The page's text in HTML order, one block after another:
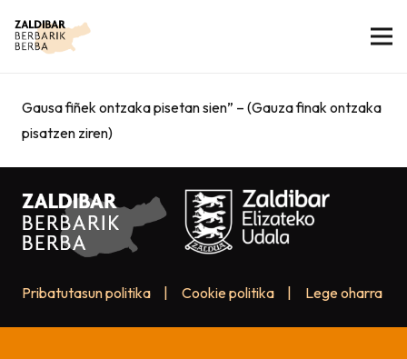
Gausa fiñek ontzaka pisetan sien” – (Gauza finak ontzaka
pisatzen ziren)
Pribatutasun politika Cookie politika Lege oharra